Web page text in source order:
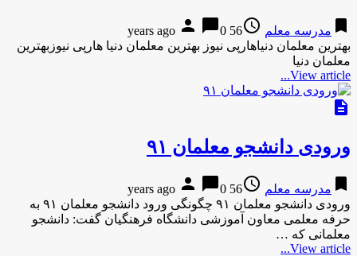
bookmark مدرسه معلم access_time
56 years ago
person chat_bubble0
بهترین معلمان دنیاهارپی نیوز بهترین معلمان دنیا هارپی نیوزبهترین
معلمان دنیا
View article...
description
ورودی دانشجو معلمان ۹۱
bookmark مدرسه معلم access_time
56 years ago
person chat_bubble0
ورودی دانشجو معلمان ۹۱ چگونگی ورود دانشجو معلمان ۹۱ به
حرفه معلمی معاون آموزشی دانشگاه فرهنگیان گفت: دانشجو
معلمانی که …
View article...